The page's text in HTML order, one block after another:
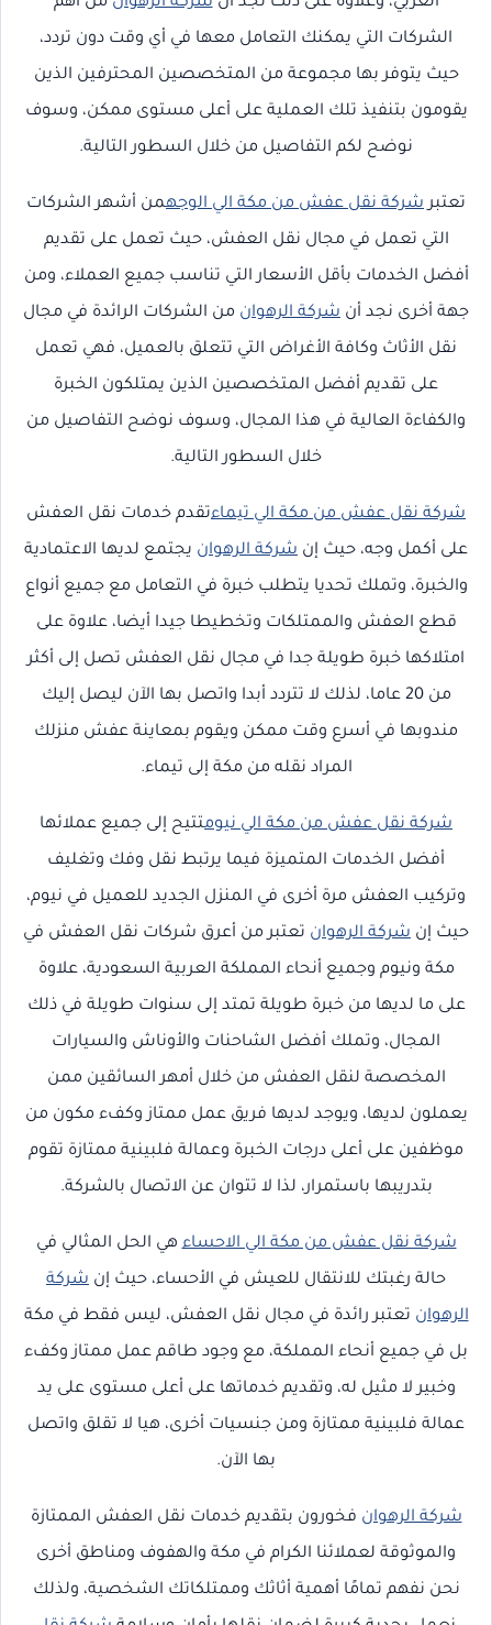
الشركات التي يمكنك التعامل معها في أي وقت دون تردد،
حيث يتوفر بها مجموعة من المتخصصين المحترفين الذين
يقومون بتنفيذ تلك العملية على أعلى مستوى ممكن، وسوف
نوضح لكم التفاصيل من خلال السطور التالية.
تعتبر شركة نقل عفش من مكة الي الوجهمن أشهر الشركات
التي تعمل في مجال نقل العفش، حيث تعمل على تقديم
أفضل الخدمات بأقل الأسعار التي تناسب جميع العملاء، ومن
جهة أخرى نجد أن شركة الرهوان من الشركات الرائدة في مجال
نقل الأثاث وكافة الأغراض التي تتعلق بالعميل، فهي تعمل
على تقديم أفضل المتخصصين الذين يمتلكون الخبرة
والكفاءة العالية في هذا المجال، وسوف نوضح التفاصيل من
خلال السطور التالية.
شركة نقل عفش من مكة الي تيماءتقدم خدمات نقل العفش
على أكمل وجه، حيث إن شركة الرهوان يجتمع لديها الاعتمادية
والخبرة، وتملك تحديا يتطلب خبرة في التعامل مع جميع أنواع
قطع العفش والممتلكات وتخطيطا جيدا أيضا، علاوة على
امتلاكها خبرة طويلة جدا في مجال نقل العفش تصل إلى أكثر
من 20 عاما، لذلك لا تتردد أبدا واتصل بها الآن ليصل إليك
مندوبها في أسرع وقت ممكن ويقوم بمعاينة عفش منزلك
المراد نقله من مكة إلى تيماء.
شركة نقل عفش من مكة الي نيومتتيح إلى جميع عملائها
أفضل الخدمات المتميزة فيما يرتبط نقل وفك وتغليف
وتركيب العفش مرة أخرى في المنزل الجديد للعميل في نيوم،
حيث إن شركة الرهوان تعتبر من أعرق شركات نقل العفش في
مكة ونيوم وجميع أنحاء المملكة العربية السعودية، علاوة
على ما لديها من خبرة طويلة تمتد إلى سنوات طويلة في ذلك
المجال، وتملك أفضل الشاحنات والأوناش والسيارات
المخصصة لنقل العفش من خلال أمهر السائقين ممن
يعملون لديها، ويوجد لديها فريق عمل ممتاز وكفء مكون من
موظفين على أعلى درجات الخبرة وعمالة فلبينية ممتازة تقوم
بتدريبها باستمرار، لذا لا تتوان عن الاتصال بالشركة.
شركة نقل عفش من مكة الي الاحساءهي الحل المثالي في
حالة رغبتك للانتقال للعيش في الأحساء، حيث إن شركة
الرهوان تعتبر رائدة في مجال نقل العفش، ليس فقط في مكة
بل في جميع أنحاء المملكة، مع وجود طاقم عمل ممتاز وكفء
وخبير لا مثيل له، وتقديم خدماتها على أعلى مستوى على يد
عمالة فلبينية ممتازة ومن جنسيات أخرى، هيا لا تقلق واتصل
بها الآن.
شركة الرهوان فخورون بتقديم خدمات نقل العفش الممتازة
والموثوقة لعملائنا الكرام في مكة والهفوف ومناطق أخرى
نحن نفهم تمامًا أهمية أثاثك وممتلكاتك الشخصية، ولذلك